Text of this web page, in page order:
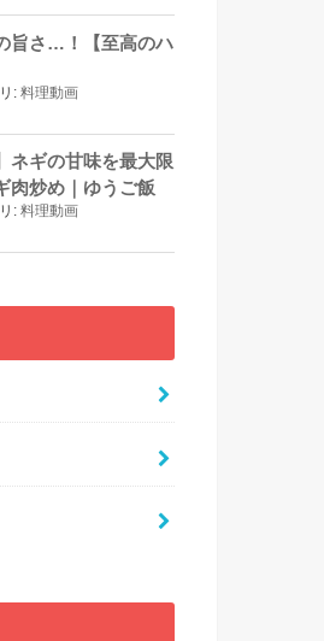
旨さ…！【至高のハ
: 料理動画
ネギの甘味を最大限
肉炒め｜ゆうご飯
: 料理動画